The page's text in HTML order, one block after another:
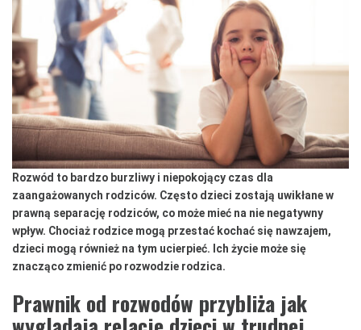
Rozwód to bardzo burzliwy i niepokojący czas dla
zaangażowanych rodziców. Często dzieci zostają uwikłane w
prawną separację rodziców, co może mieć na nie negatywny
wpływ. Chociaż rodzice mogą przestać kochać się nawzajem,
dzieci mogą również na tym ucierpieć. Ich życie może się
znacząco zmienić po rozwodzie rodzica.
Prawnik od rozwodów przybliża jak